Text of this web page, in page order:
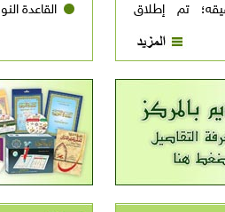
القاعدة
تم إطلاق
عن عاصم) النسخة
على المزيد )